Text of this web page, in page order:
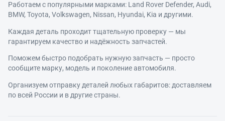
Работаем с популярными марками: Land Rover Defender, Audi,
BMW, Toyota, Volkswagen, Nissan, Hyundai, Kia и другими.
Каждая деталь проходит тщательную проверку — мы
гарантируем качество и надёжность запчастей.
Поможем быстро подобрать нужную запчасть — просто
сообщите марку, модель и поколение автомобиля.
Организуем отправку деталей любых габаритов: доставляем
по всей России и в другие страны.